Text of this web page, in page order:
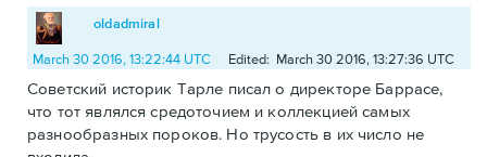
oldadmiral
March 30 2016, 13:22:44 UTC Edited: March 30 2016, 13:27:36 UTC
Советский историк Тарле писал о директоре Баррасе,
что тот являлся средоточием и коллекцией самых
разнообразных пороков. Но трусость в их число не